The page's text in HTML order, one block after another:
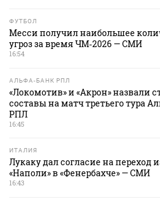
ФУТБОЛ
Месси получил наибольшее
угроз за время ЧМ‑2026 — СМИ
16:54
АЛЬФА-БАНК РПЛ
«Локомотив» и «Акрон» назвали
составы на матч третьего тура
РПЛ
16:45
ИТАЛИЯ
Лукаку дал согласие на переход
«Наполи» в «Фенербахче» — СМИ
16:43